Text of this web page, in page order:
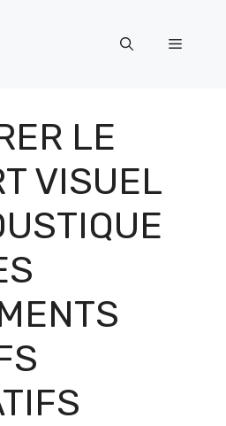
Menu
LE
VISUEL